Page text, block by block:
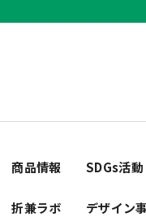
商品情報 SDGs活動
折兼ラボ デザイン